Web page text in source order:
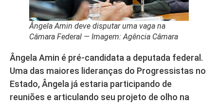
Ângela Amin deve disputar uma vaga na
Câmara Federal — Imagem: Agência Câmara
Ângela Amin é pré-candidata a deputada federal.
Uma das maiores lideranças do Progressistas no
Estado, Ângela já estaria participando de
reuniões e articulando seu projeto de olho na